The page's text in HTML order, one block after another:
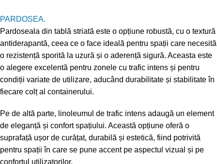
PARDOSEA.
Pardoseala din tablă striată este o opțiune robustă, cu o textură
antiderapantă, ceea ce o face ideală pentru spații care necesită
o rezistență sporită la uzură și o aderență sigură. Aceasta este
o alegere excelentă pentru zonele cu trafic intens și pentru
condiții variate de utilizare, aducând durabilitate și stabilitate în
fiecare colț al containerului.
Pe de altă parte, linoleumul de trafic intens adaugă un element
de eleganță și confort spațiului. Această opțiune oferă o
suprafață ușor de curățat, durabilă și estetică, fiind potrivită
pentru spații în care se pune accent pe aspectul vizual și pe
confortul utilizatorilor.